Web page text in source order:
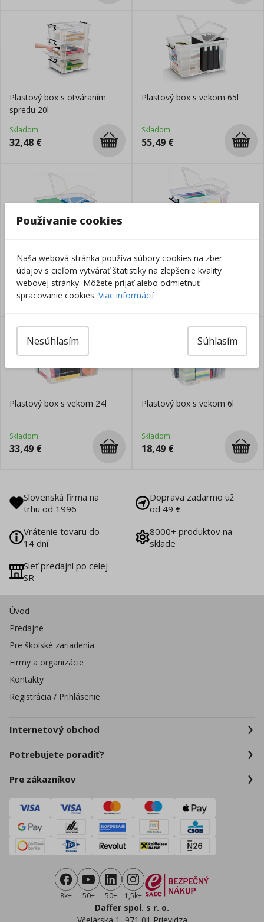
Plastový box s otváraním
spredu 20l
Skladom
32,48 €
Plastový box s vekom 65l
Skladom
55,49 €
Skladom
46,49€
Skladom
39,99
Plastový box s vekom 24l
Skladom
33,49 €
Plastový box s vekom 6l
Skladom
18,49 €
Slovenská firma na
trhu od 1996
Doprava zadarmo už
od 49 €
Vrátenie tovaru do
14 dní
8000+ produktov na
sklade
Sieť predajní po celej
SR
Úvod
Predajne
Pre školské zariadenia
Firmy a organizácie
Kontakty
Registrácia / Prihlásenie
Internetový obchod
Potrebujete poradiť?
Pre zákazníkov
Daffer spol. s r. o.
8k+ 50+ 50+ 1,5k+
Používanie cookies
Naša webová stránka používa súbory cookies na zber
údajov s cieľom vytvárať štatistiky na zlepšenie kvality
webovej stránky. Môžete prijať alebo odmietnuť
spracovanie cookies. Viac informácií
Súhlasím
Nesúhlasím